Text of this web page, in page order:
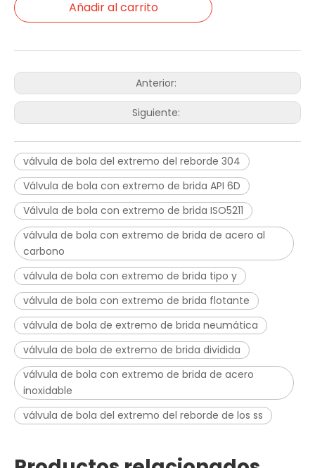
Añadir al carrito
Anterior:
Siguiente:
válvula de bola del extremo del reborde 304
Válvula de bola con extremo de brida API 6D
Válvula de bola con extremo de brida ISO5211
válvula de bola con extremo de brida de acero al
carbono
válvula de bola con extremo de brida tipo y
válvula de bola con extremo de brida flotante
válvula de bola de extremo de brida neumática
válvula de bola de extremo de brida dividida
válvula de bola con extremo de brida de acero
inoxidable
válvula de bola del extremo del reborde de los ss